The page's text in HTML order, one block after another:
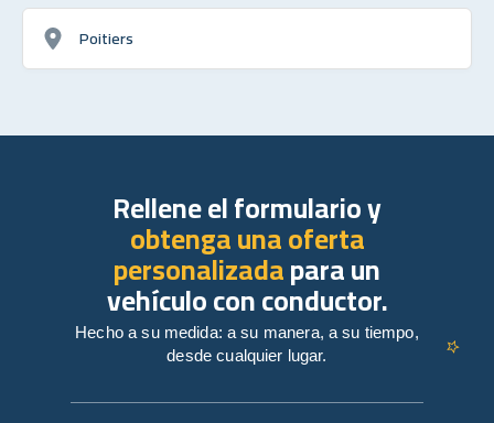
Poitiers
Rellene el formulario y
obtenga una oferta
personalizadapara un
vehículo con conductor.
Hecho a su medida: a su manera, a su tiempo,
desde cualquier lugar.